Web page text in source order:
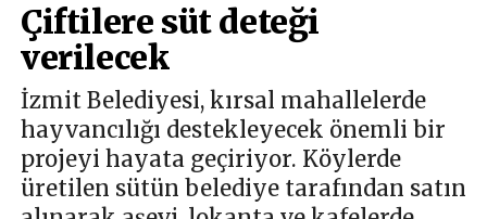
Çiftilere süt deteği
verilecek
İzmit Belediyesi, kırsal mahallelerde
hayvancılığı destekleyecek önemli bir
projeyi hayata geçiriyor. Köylerde
üretilen sütün belediye tarafından satın